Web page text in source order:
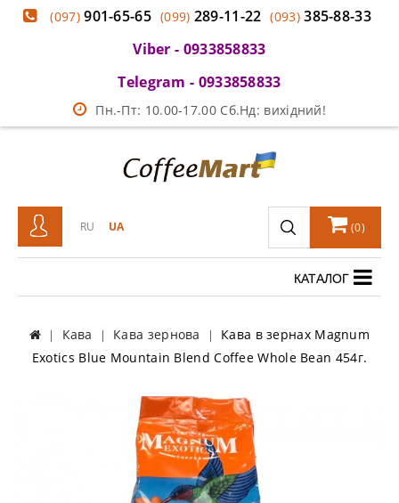
(097)901-65-65 (099) 289-11-22 (093)385-88-33
Viber - 0933858833
Telegram - 0933858833
Пн.-Пт: 10.00-17.00 Сб.Нд: вихідний!
RU UA (0)
КАТАЛОГ
Кава Кава зернова
Кава в зернах Magnum
Exotics Blue Mountain Blend Coffee Whole Bean 454г.